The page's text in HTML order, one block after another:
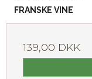
FRANSKE VINE
139,00 DKK